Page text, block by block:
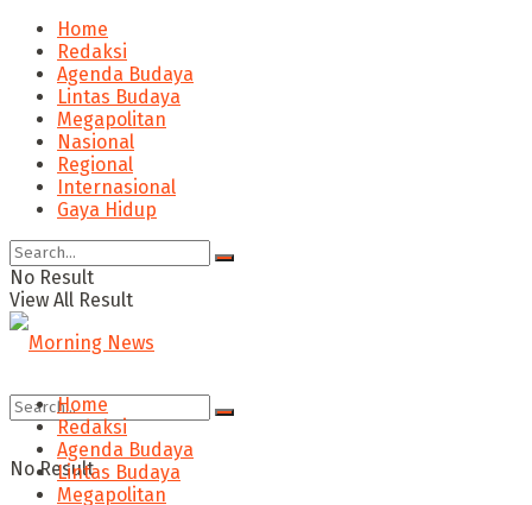
Home
Redaksi
Agenda Budaya
Lintas Budaya
Megapolitan
Nasional
Regional
Internasional
Gaya Hidup
No Result
View All Result
No Result
Home
Redaksi
Agenda Budaya
Lintas Budaya
Megapolitan